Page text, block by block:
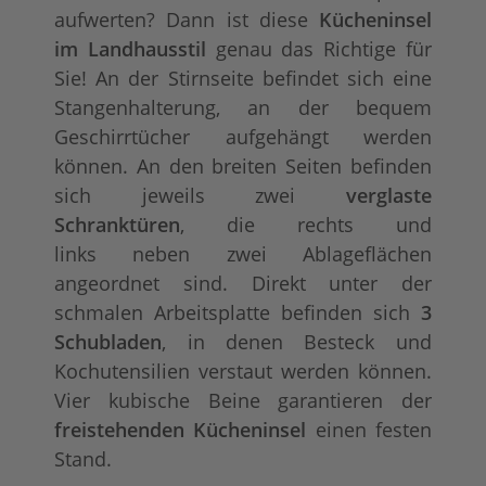
Konfigurator alles frei wählbar
+ 120,00 €
aufwerten? Dann ist diese Kücheninsel
im Landhausstil genau das Richtige für
Sie! An der Stirnseite befindet sich eine
Stangenhalterung, an der bequem
Geschirrtücher aufgehängt werden
können. An den breiten Seiten befinden
sich jeweils zwei verglaste
Schranktüren, die rechts und
links neben zwei Ablageflächen
angeordnet sind. Direkt unter der
schmalen Arbeitsplatte befinden sich 3
Schubladen, in denen Besteck und
Kochutensilien verstaut werden können.
Vier kubische Beine garantieren der
freistehenden Kücheninsel einen festen
Stand.